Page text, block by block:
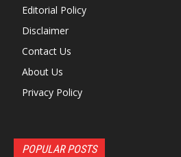
Editorial Policy
Disclaimer
Contact Us
About Us
Privacy Policy
POPULAR POSTS